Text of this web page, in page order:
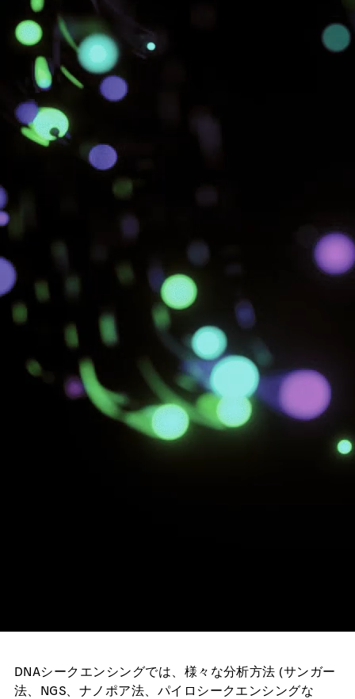
DNAシークエンシングでは、様々な分析方法 (サンガー
法、NGS、ナノポア法、パイロシークエンシングな